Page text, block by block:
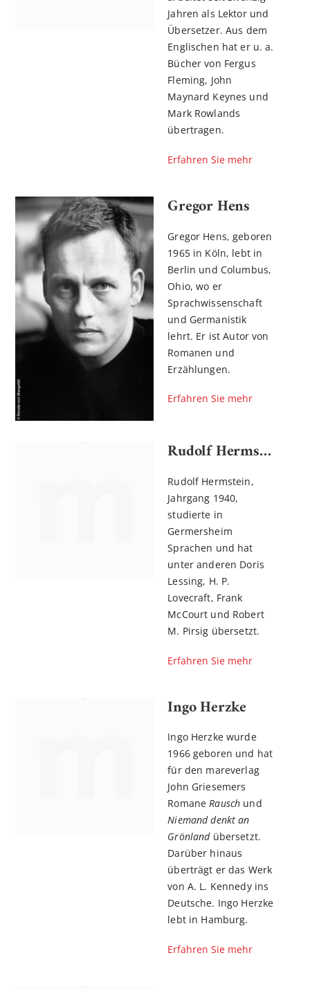
Jahren als Lektor und
Übersetzer. Aus dem
Englischen hat er u. a.
Bücher von Fergus
Fleming, John
Maynard Keynes und
Mark Rowlands
übertragen.
Erfahren Sie mehr
Gregor Hens
Gregor Hens, geboren
1965 in Köln, lebt in
Berlin und Columbus,
Ohio, wo er
Sprachwissenschaft
und Germanistik
lehrt. Er ist Autor von
Romanen und
Erzählungen.
Erfahren Sie mehr
Rudolf Hermstein
Rudolf Hermstein,
Jahrgang 1940,
studierte in
Germersheim
Sprachen und hat
unter anderen Doris
Lessing, H. P.
Lovecraft, Frank
McCourt und Robert
M. Pirsig übersetzt.
Erfahren Sie mehr
Ingo Herzke
Ingo Herzke wurde
1966 geboren und hat
für den mareverlag
John Griesemers
RomaneRausch und
Niemand denkt an
Grönlandübersetzt.
Darüber hinaus
überträgt er das Werk
von A. L. Kennedy ins
Deutsche. Ingo Herzke
lebt in Hamburg.
Erfahren Sie mehr